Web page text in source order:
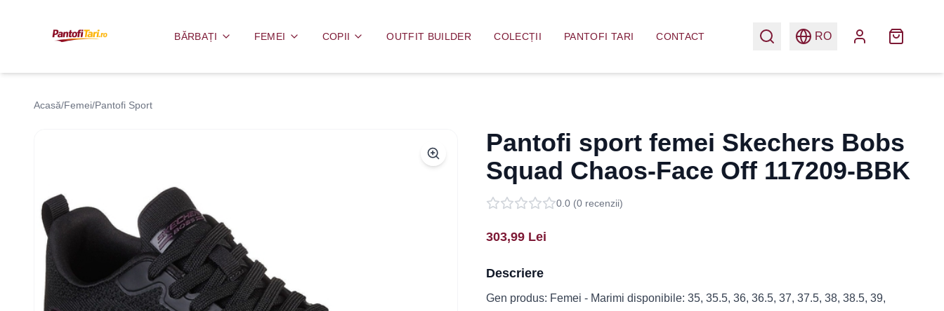
BĂRBAȚI FEMEI COPII OUTFIT BUILDER COLECȚII PANTOFI TARI CONTACT RO
Acasă/Femei/Pantofi Sport
Pantofi sport femei Skechers Bobs
Squad Chaos-Face Off 117209-BBK
0.0 (0 recenzii)
303,99 Lei
Descriere
Gen produs: Femei - Marimi disponibile: 35, 35.5, 36, 36.5, 37, 37.5, 38, 38.5, 39,